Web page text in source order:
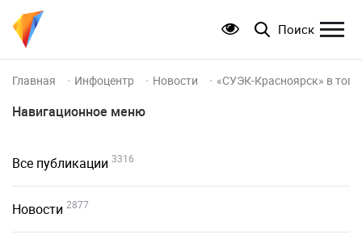
Поиск
Главная Инфоцентр Новости «СУЭК-Красноярск» в
Навигационное меню
Все публикации 3316
Новости 2877